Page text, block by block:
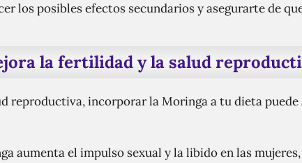
los posibles efectos secundarios y asegurarte de
la fertilidad y la salud
reproductiva, incorporar la Moringa a tu dieta
aumenta el impulso sexual y la libido en las